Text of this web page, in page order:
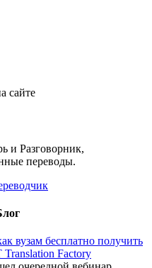
сайте
и Разговорник,
переводы.
вузам бесплатно получить
Factory